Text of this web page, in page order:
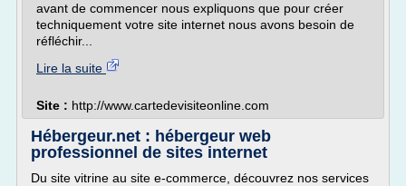
avant de commencer nous expliquons que pour créer
techniquement votre site internet nous avons besoin de
réfléchir...
Lire la suite
Site : http://www.cartedevisiteonline.com
Hébergeur.net : hébergeur web
professionnel de sites internet
Du site vitrine au site e-commerce, découvrez nos services